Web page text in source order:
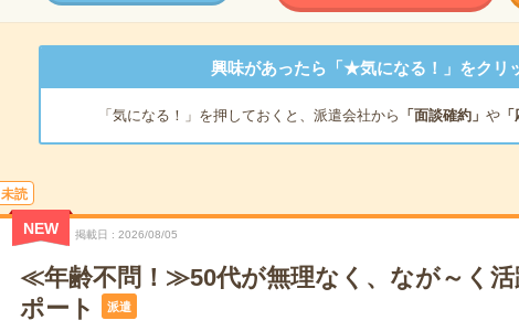
興味があったら「★気になる！」をクリ
「気になる！」を押しておくと、派遣会社から 「面談確約」 や「
未読
NEW 掲載日 2026/08/05
≪年齢不問！≫50代が無理なく、なが～く活
ポート
派遣